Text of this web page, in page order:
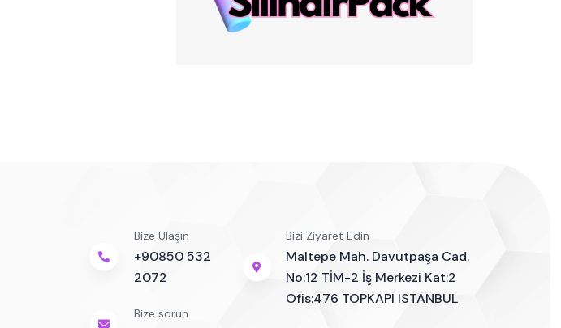
Bize Ulaşın
+90850 532
2072
Bize sorun
Bizi Ziyaret Edin
Maltepe Mah. Davutpaşa Cad.
No:12 TİM-2 İş Merkezi Kat:2
Ofis:476 TOPKAPI ISTANBUL